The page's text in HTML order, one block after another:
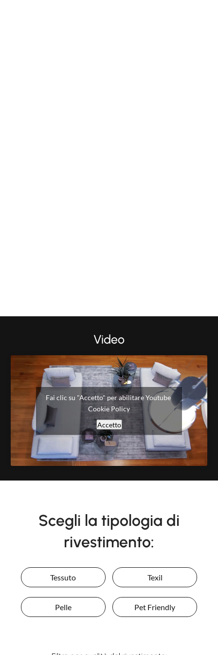
Video
Fai clic su "Accetto" per abilitare Youtube
Cookie Policy
Accetto
Scegli la tipologia di
rivestimento:
Tessuto Texil
Pelle Pet Friendly